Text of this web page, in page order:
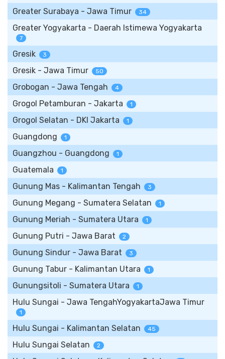
Greater Surabaya - Jawa Timur 34
Greater Yogyakarta - Daerah Istimewa Yogyakarta
7
Gresik 3
Gresik - Jawa Timur 50
Grobogan - Jawa Tengah 4
Grogol Petamburan - Jakarta 1
Grogol Selatan - DKI Jakarta 1
Guangdong 1
Guangzhou - Guangdong 1
Guatemala 1
Gunung Mas - Kalimantan Tengah 3
Gunung Megang - Sumatera Selatan 1
Gunung Meriah - Sumatera Utara 1
Gunung Putri - Jawa Barat 2
Gunung Sindur - Jawa Barat 3
Gunung Tabur - Kalimantan Utara 1
Gunungsitoli - Sumatera Utara 1
Hulu Sungai - Jawa TengahYogyakartaJawa Timur
1
Hulu Sungai - Kalimantan Selatan 45
Hulu Sungai Selatan 2